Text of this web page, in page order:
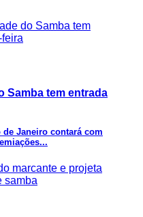
Samba tem entrada
Janeiro contará com